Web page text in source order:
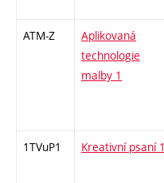
ATM-Z
Aplikovaná
technologie
malby 1
1TVuP1 Kreativní psaní 1